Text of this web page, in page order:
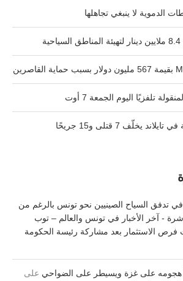
تلفزيًا اليوم الجمعة 7 أوت
يخلّف 7 قتلى و15 جريحًا
تدفق السياح الصينيين نحو تونس بالرغم من
- آخر الأخبار في تونس والعالم – توب
الاستثمار بعد مشاركة رئيسة الحكومة
هجومه على غزة ويسيطر على الضواحي على